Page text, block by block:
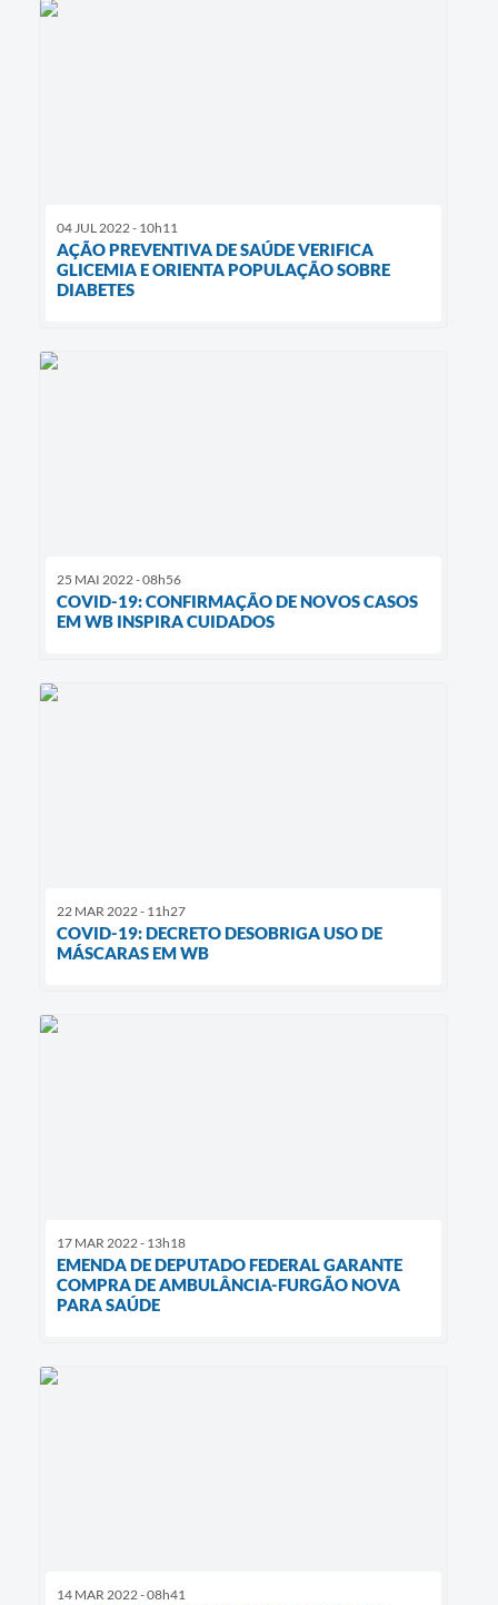
04 JUL 2022 - 10h11
AÇÃO PREVENTIVA DE SAÚDE VERIFICA
GLICEMIA E ORIENTA POPULAÇÃO SOBRE
DIABETES
25 MAI 2022 - 08h56
COVID-19: CONFIRMAÇÃO DE NOVOS CASOS
EM WB INSPIRA CUIDADOS
22 MAR 2022 - 11h27
COVID-19: DECRETO DESOBRIGA USO DE
MÁSCARAS EM WB
17 MAR 2022 - 13h18
EMENDA DE DEPUTADO FEDERAL GARANTE
COMPRA DE AMBULÂNCIA-FURGÃO NOVA
PARA SAÚDE
14 MAR 2022 - 08h41